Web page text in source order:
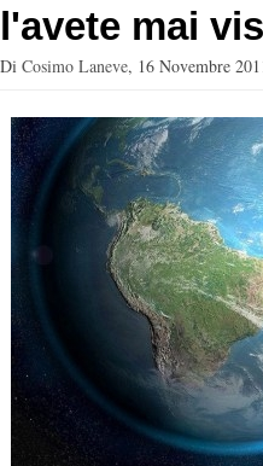
l'avete mai
Di Cosimo Laneve, 16 Novembre